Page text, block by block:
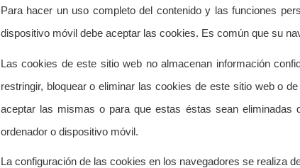
Para hacer un uso completo del contenido y las funciones
dispositivo móvil debe aceptar las cookies. Es común que su
Las cookies de este sitio web no almacenan información
restringir, bloquear o eliminar las cookies de este sitio web o
aceptar las mismas o para que estas éstas sean
ordenador o dispositivo móvil.
La configuración de las cookies en los navegadores se realiza